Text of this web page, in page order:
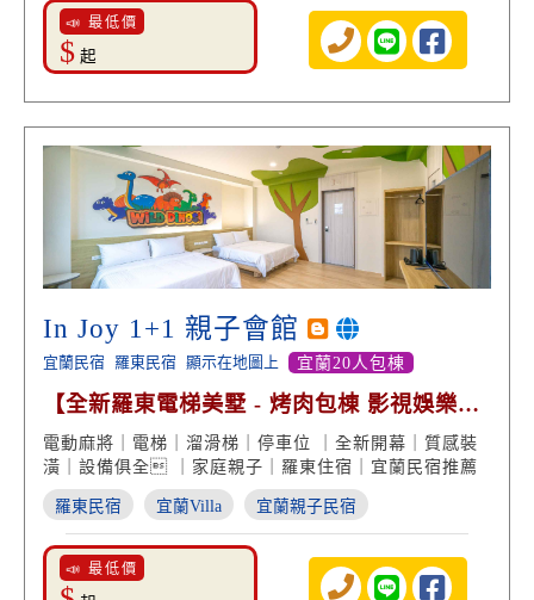
📣 最低價
$ 起
In Joy 1+1 親子會館
宜蘭民宿 羅東民宿 顯示在地圖上 宜蘭20人包棟
【全新羅東電梯美墅 - 烤肉包棟 影視娛樂室
親子溜滑梯】
電動麻將｜電梯｜溜滑梯｜停車位 ｜全新開幕｜質感裝
潢｜設備俱全 ｜家庭親子｜羅東住宿｜宜蘭民宿推薦
羅東民宿 宜蘭Villa 宜蘭親子民宿
📣 最低價